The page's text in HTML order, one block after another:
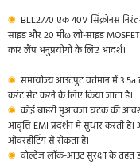
◉ BLL2770 एक 40V सिंक्रोनस
साइड और 20 मीω लो-साइड
कार लैंप अनुप्रयोगों के लिए आदर्श।
◉ समायोज्य आउटपुट वर्तमान में
करंट सेट करने के लिए किया जाता है।
◉ कोई बाहरी मुआवजा घटक की
आवृत्ति EMI प्रदर्शन में सुधार करती
ओवरहीटिंग से रोकता है।
◉ वोल्टेज लॉक-आउट सुरक्षा के तहत